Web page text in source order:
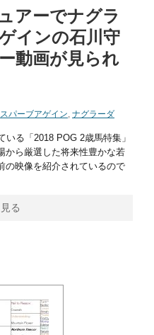
アーでナグラ
インの石川守
動画が見られ
スパーブアゲイン, ナグラーダ
る「2018 POG 2歳馬特集」
から厳選した将来性豊かな若
の映像を紹介されているので
る